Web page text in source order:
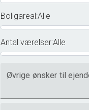
Boligareal:Alle
Antal værelser:Alle
Øvrige ønsker til